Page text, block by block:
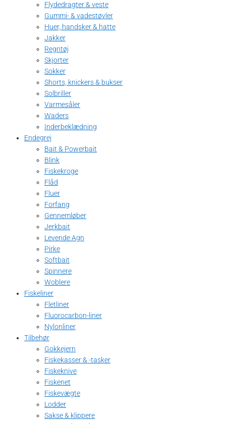
Flydedragter & veste
Gummi- & vadestøvler
Huer, handsker & hatte
Jakker
Regntøj
Skjorter
Sokker
Shorts, knickers & bukser
Solbriller
Varmesåler
Waders
Inderbeklædning
Endegrej
Bait & Powerbait
Blink
Fiskekroge
Flåd
Fluer
Forfang
Gennemløber
Jerkbait
Levende Agn
Pirke
Softbait
Spinnere
Woblere
Fiskeliner
Fletliner
Fluorocarbon-liner
Nylonliner
Tilbehør
Gokkejern
Fiskekasser & -tasker
Fiskeknive
Fiskenet
Fiskevægte
Lodder
Sakse & klippere